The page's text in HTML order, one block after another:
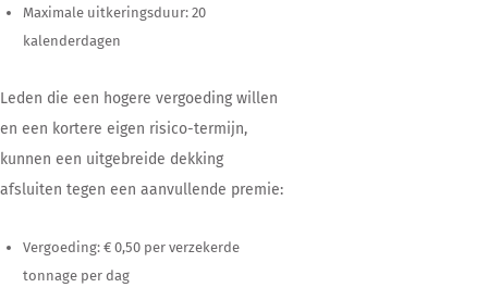
Maximale uitkeringsduur: 20
kalenderdagen
Leden die een hogere vergoeding willen
en een kortere eigen risico-termijn,
kunnen een uitgebreide dekking
afsluiten tegen een aanvullende premie:
Vergoeding: € 0,50 per verzekerde
tonnage per dag